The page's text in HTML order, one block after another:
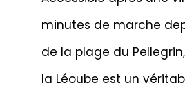
minutes de marche
de la plage du
la Léoube est un